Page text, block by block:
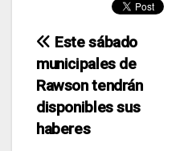
Navegación
de
entradas
Este sábado
municipales de
Rawson tendrán
disponibles sus
haberes